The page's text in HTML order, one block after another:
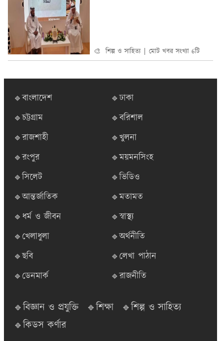
🎨 শিল্প ও সাহিত্য মোট খবর সংখ্যা 6টি
🔹বাংলাদেশ
🔹ঢাকা
🔹চট্টগ্রাম
🔹বরিশাল
🔹রাজশাহী
🔹খুলনা
🔹রংপুর
🔹ময়মনসিংহ
🔹সিলেট
🔹ভিডিও
🔹আন্তর্জাতিক
🔹মতামত
🔹ধর্ম ও জীবন
🔹স্বাস্থ্য
🔹খেলাধুলা
🔹অর্থনীতি
🔹ছবি
🔹লেখা পাঠান
🔹ডেনমার্ক
🔹রাজনীতি
🔹বিজ্ঞান ও প্রযুক্তি 🔹শিক্ষা
🔹শিল্প ও সাহিত্য
🔹কিডস কর্ণার